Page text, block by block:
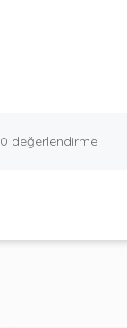
0 değerlendirme